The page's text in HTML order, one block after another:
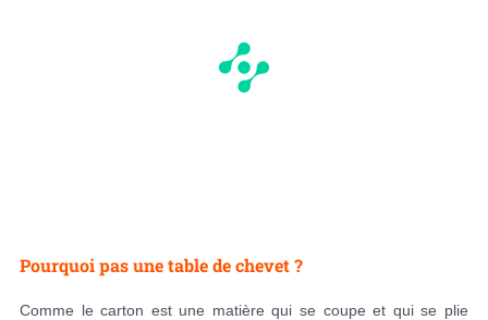
Pourquoi pas une table de chevet ?
Comme le carton est une matière qui se coupe et qui se plie